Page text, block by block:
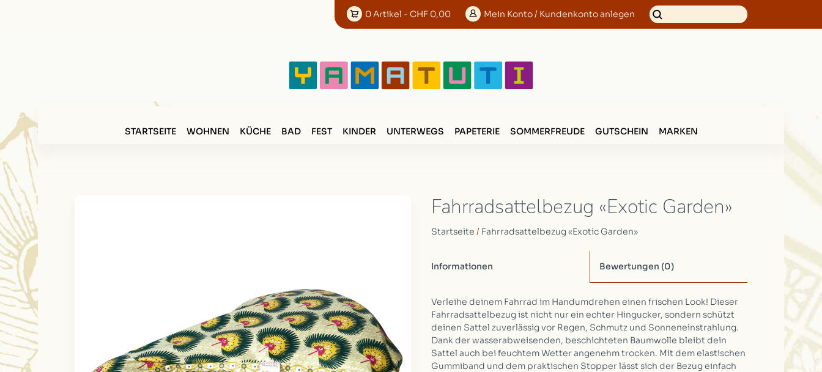
0Artikel - CHF 0,00 Mein Konto/ Kundenkonto anlegen
STARTSEITE WOHNEN KÜCHE BAD FEST KINDER UNTERWEGS PAPETERIE SOMMERFREUDE GUTSCHEIN MARKEN
Fahrradsattelbezug «Exotic Garden»
Startseite / Fahrradsattelbezug «Exotic Garden»
Informationen Bewertungen (0)
Verleihe deinem Fahrrad im Handumdrehen einen frischen Look! Dieser
Fahrradsattelbezug ist nicht nur ein echter Hingucker, sondern schützt
deinen Sattel zuverlässig vor Regen, Schmutz und Sonneneinstrahlung.
Dank der wasserabweisenden, beschichteten Baumwolle bleibt dein
Sattel auch bei feuchtem Wetter angenehm trocken. Mit dem elastischen
Gummiband und dem praktischen Stopper lässt sich der Bezug einfach